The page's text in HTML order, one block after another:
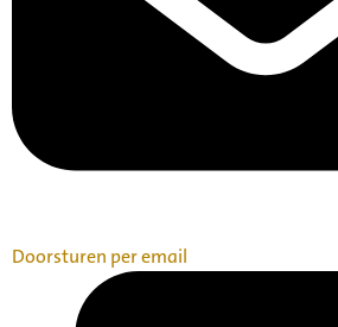
Doorsturen per email